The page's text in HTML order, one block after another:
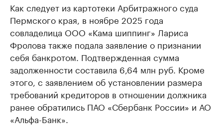
Как следует из картотеки Арбитражного суда
Пермского края, в ноябре 2025 года
совладелица ООО «Кама шиппинг» Лариса
Фролова также подала заявление о признании
себя банкротом. Подтвержденная сумма
задолженности составила 6,64 млн руб. Кроме
этого, с заявлением об установлении размера
требований кредиторов в отношении должника
ранее обратились ПАО «Сбербанк России» и АО
«Альфа-Банк».